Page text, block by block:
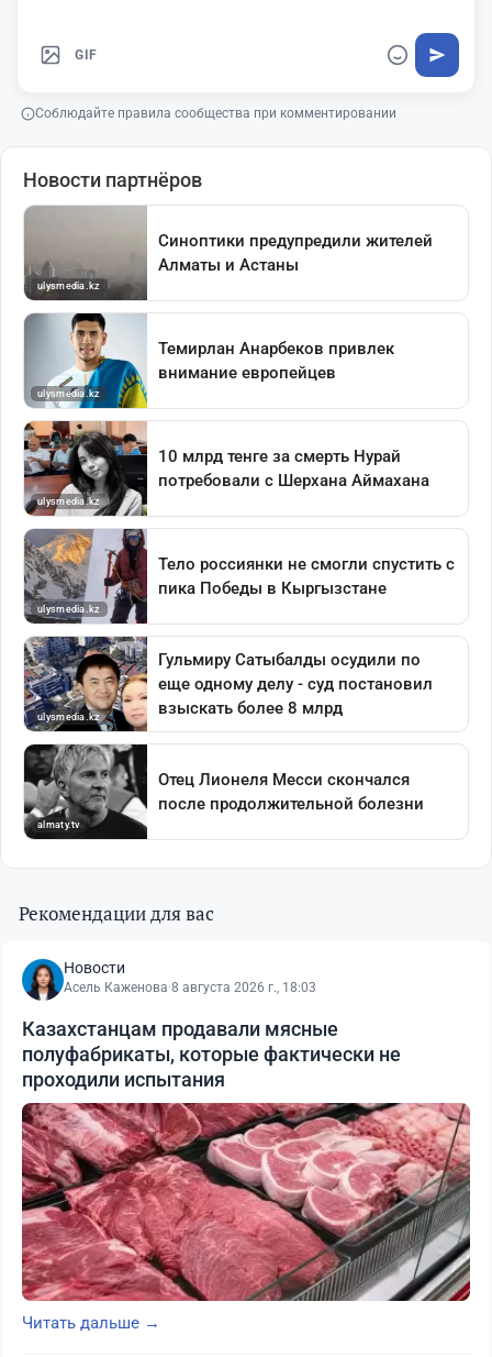
GIF
Соблюдайте правила сообщества при комментировании
Рекомендации для вас
Новости
Асель Каженова·8 августа 2026 г., 18:03
Казахстанцам продавали мясные
полуфабрикаты, которые фактически не
проходили испытания
Читать дальше →